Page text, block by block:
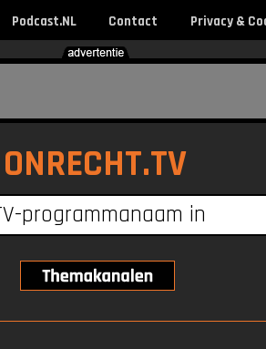
Podcast.NL Contact Privacy &
ONRECHT.TV